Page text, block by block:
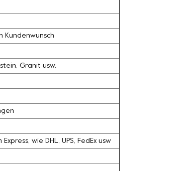
Kundenwunsch
Granit usw.
wie DHL, UPS, FedEx usw